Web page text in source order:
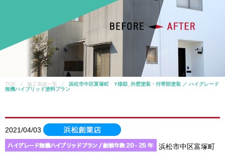
TOP / 施工実績一覧 / 浜松市中区富塚町 Y様邸_外壁塗装・付帯部塗装 ／ ハイグレード
無機ハイブリッド塗料プラン
2021/04/03
浜松市中区富塚町